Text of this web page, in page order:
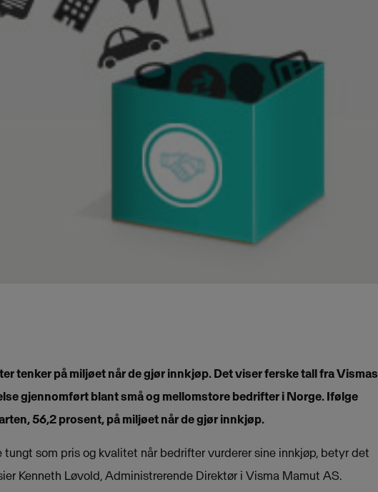
tenker på miljøet når de gjør innkjøp.Det viser ferske tall fra Vismas
gjennomført blant små og mellomstore bedrifter i Norge. Ifølge
56,2 prosent, på miljøet når de gjør innkjøp.
som pris og kvalitet når bedrifter vurderer sine innkjøp, betyr det
Kenneth Løvold, Administrerende Direktør i Visma Mamut AS.